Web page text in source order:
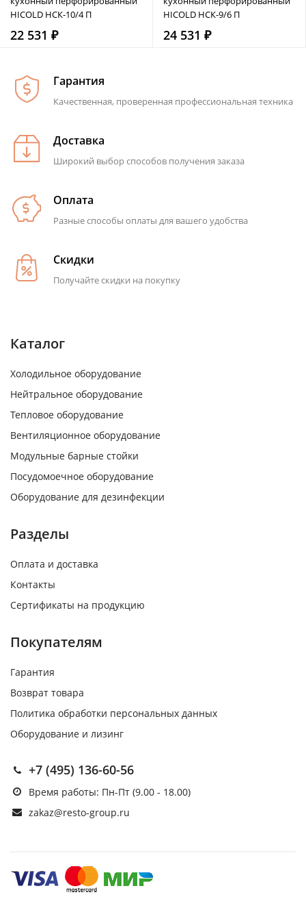
HICOLD НСК-10/4 П
22 531 ₽
HICOLD НСК-9/6 П
24 531 ₽
Гарантия
Качественная, проверенная профессиональная техника
Доставка
Широкий выбор способов получения заказа
Оплата
Разные способы оплаты для вашего удобства
Скидки
Получайте скидки на покупку
Каталог
Холодильное оборудование
Нейтральное оборудование
Тепловое оборудование
Вентиляционное оборудование
Модульные барные стойки
Посудомоечное оборудование
Оборудование для дезинфекции
Разделы
Оплата и доставка
Контакты
Сертификаты на продукцию
Покупателям
Гарантия
Возврат товара
Политика обработки персональных данных
Оборудование и лизинг
+7 (495) 136-60-56
Время работы: Пн-Пт (9.00 - 18.00)
zakaz@resto-group.ru